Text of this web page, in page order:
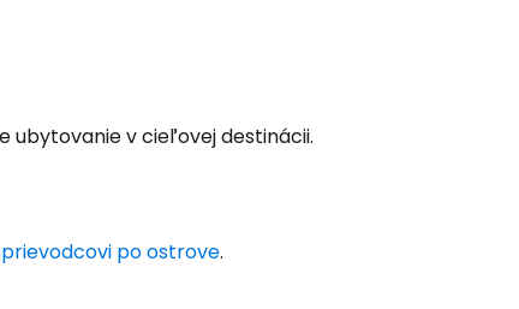
ubytovanie v cieľovej destinácii.
po ostrove.